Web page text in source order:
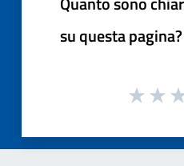
su questa pagina?